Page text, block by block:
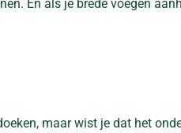
En als je brede voegen
maar wist je dat het